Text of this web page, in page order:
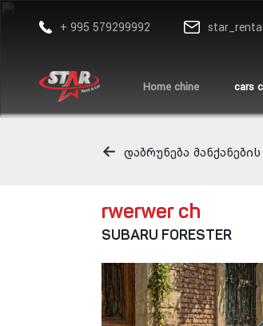
+ 995 579299992
Home chine cars
დაბრუნება
rwerwer ch
SUBARU FORESTER